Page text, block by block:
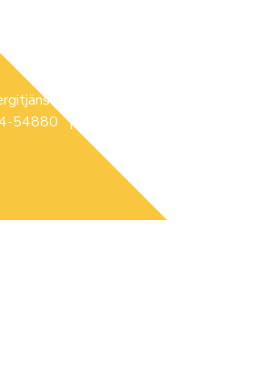
| Glimsåsvägen 3, ELLÖS |
54880 |